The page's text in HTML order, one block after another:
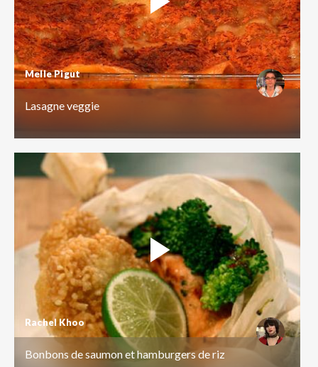
Melle Pigut
Lasagne veggie
Rachel Khoo
Bonbons de saumon et hamburgers de riz